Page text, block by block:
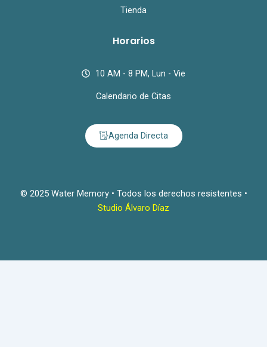
Tienda
Horarios
10 AM - 8 PM, Lun - Vie
Calendario de Citas
Agenda Directa
© 2025 Water Memory • Todos los derechos resistentes •
Studio Álvaro Díaz